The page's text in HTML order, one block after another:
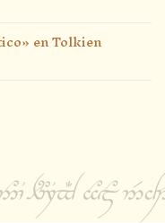
en Tolkien